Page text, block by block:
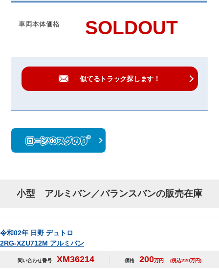
車両本体価格 SOLDOUT
似てるトラック探します！
小型 アルミバン／バランスバンの販売在庫
令和02年 日野 デュトロ
2RG-XZU712M アルミバン
問い合わせ番号 XM36214 価格 200万円 (税込220万円)